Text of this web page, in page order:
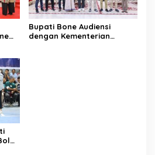
Bupati Bone Audiensi
dengan Kementerian